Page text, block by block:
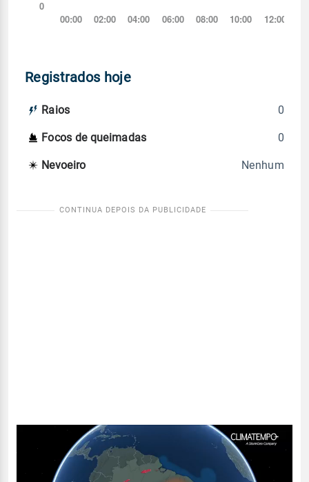
Registrados hoje
Raios 0
Focos de queimadas 0
Nevoeiro Nenhum